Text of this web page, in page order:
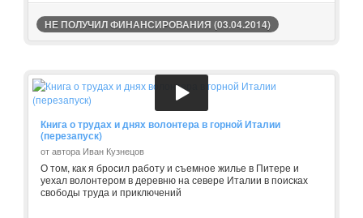
НЕ ПОЛУЧИЛ ФИНАНСИРОВАНИЯ (03.04.2014)
Книга о трудах и днях волонтера в горной Италии
(перезапуск)
от автора Иван Кузнецов
О том, как я бросил работу и съемное жилье в Питере и
уехал волонтером в деревню на севере Италии в поисках
свободы труда и приключений